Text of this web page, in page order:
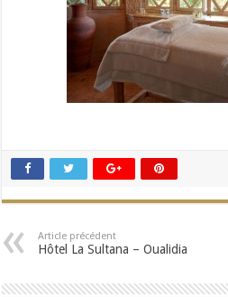
Article précédent
Hôtel La Sultana – Oualidia